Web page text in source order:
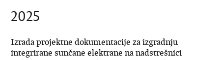
2025
Izrada projektne dokumentacije za izgradnju
integrirane sunčane elektrane na nadstrešnici